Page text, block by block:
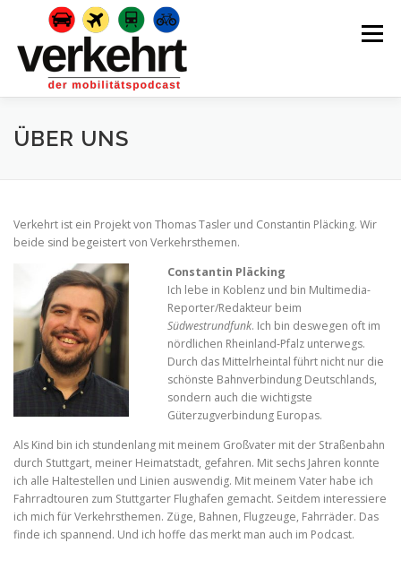
springen
Menü
AKTUELLE FOLGEN
UNTERSTÜTZEN
ÜBER UNS
Verkehrt ist ein Projekt von Thomas Tasler und Constantin Pläcking. Wir
beide sind begeistert von Verkehrsthemen.
Constantin Pläcking
Ich lebe in Koblenz und bin Multimedia-
Reporter/Redakteur beim
Südwestrundfunk. Ich bin deswegen oft im
nördlichen Rheinland-Pfalz unterwegs.
Durch das Mittelrheintal führt nicht nur die
schönste Bahnverbindung Deutschlands,
sondern auch die wichtigste
Güterzugverbindung Europas.
Als Kind bin ich stundenlang mit meinem Großvater mit der Straßenbahn
durch Stuttgart, meiner Heimatstadt, gefahren. Mit sechs Jahren konnte
ich alle Haltestellen und Linien auswendig. Mit meinem Vater habe ich
Fahrradtouren zum Stuttgarter Flughafen gemacht. Seitdem interessiere
ich mich für Verkehrsthemen. Züge, Bahnen, Flugzeuge, Fahrräder. Das
finde ich spannend. Und ich hoffe das merkt man auch im Podcast.